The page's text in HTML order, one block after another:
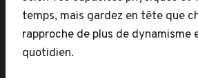
temps, mais gardez en tête que
rapproche de plus de dynamisme
quotidien.